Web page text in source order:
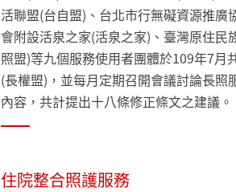
活聯盟(台自盟)、台北市行無礙資源推廣
會附設活泉之家(活泉之家)、臺灣原住民
照盟)等九個服務使用者團體於109年7月
(長權盟)，並每月定期召開會議討論長照
內容，共計提出十八條修正條文之建議。
住院整合照護服務